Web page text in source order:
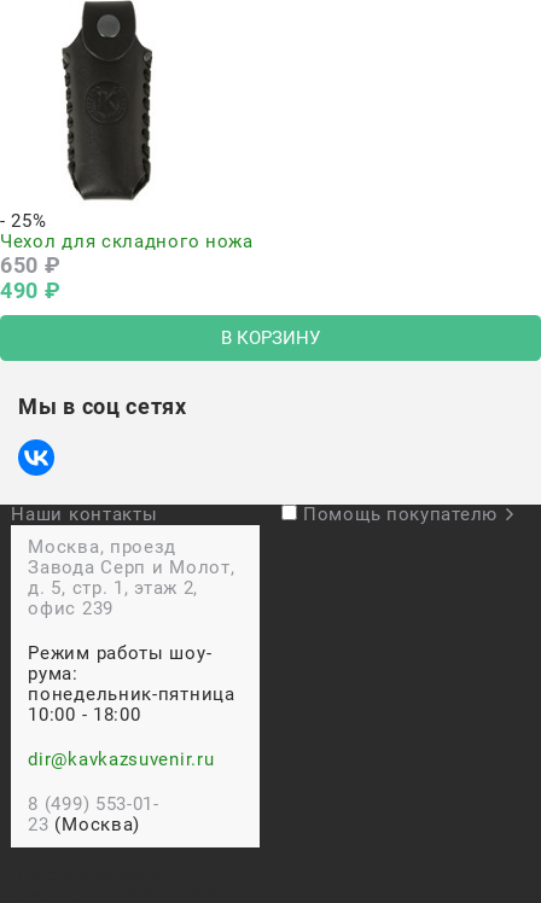
- 25%
Чехол для складного ножа
650 ₽
490 ₽
В КОРЗИНУ
Мы в соц сетях
Наши контакты
Москва, проезд
Завода Серп и Молот,
д. 5, стр. 1, этаж 2,
офис 239
Режим работы шоу-
рума:
понедельник-пятница
10:00 - 18:00
dir@kavkazsuvenir.ru
8 (499) 553-01-
23 (Москва)
Помощь покупателю